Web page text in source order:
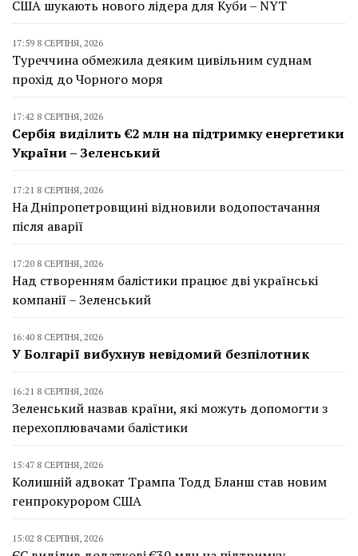
США шукають нового лідера для Куби – NYT
17:59 8 СЕРПНЯ, 2026
Туреччина обмежила деяким цивільним суднам
прохід до Чорного моря
17:42 8 СЕРПНЯ, 2026
Сербія виділить €2 млн на підтримку енергетики
України – Зеленський
17:21 8 СЕРПНЯ, 2026
На Дніпропетровщині відновили водопостачання
після аварії
17:20 8 СЕРПНЯ, 2026
Над створенням балістики працює дві українські
компанії – Зеленський
16:40 8 СЕРПНЯ, 2026
У Болгарії вибухнув невідомий безпілотник
16:21 8 СЕРПНЯ, 2026
Зеленський назвав країни, які можуть допомогти з
перехоплювачами балістики
15:47 8 СЕРПНЯ, 2026
Колишній адвокат Трампа Тодд Бланш став новим
генпрокурором США
15:02 8 СЕРПНЯ, 2026